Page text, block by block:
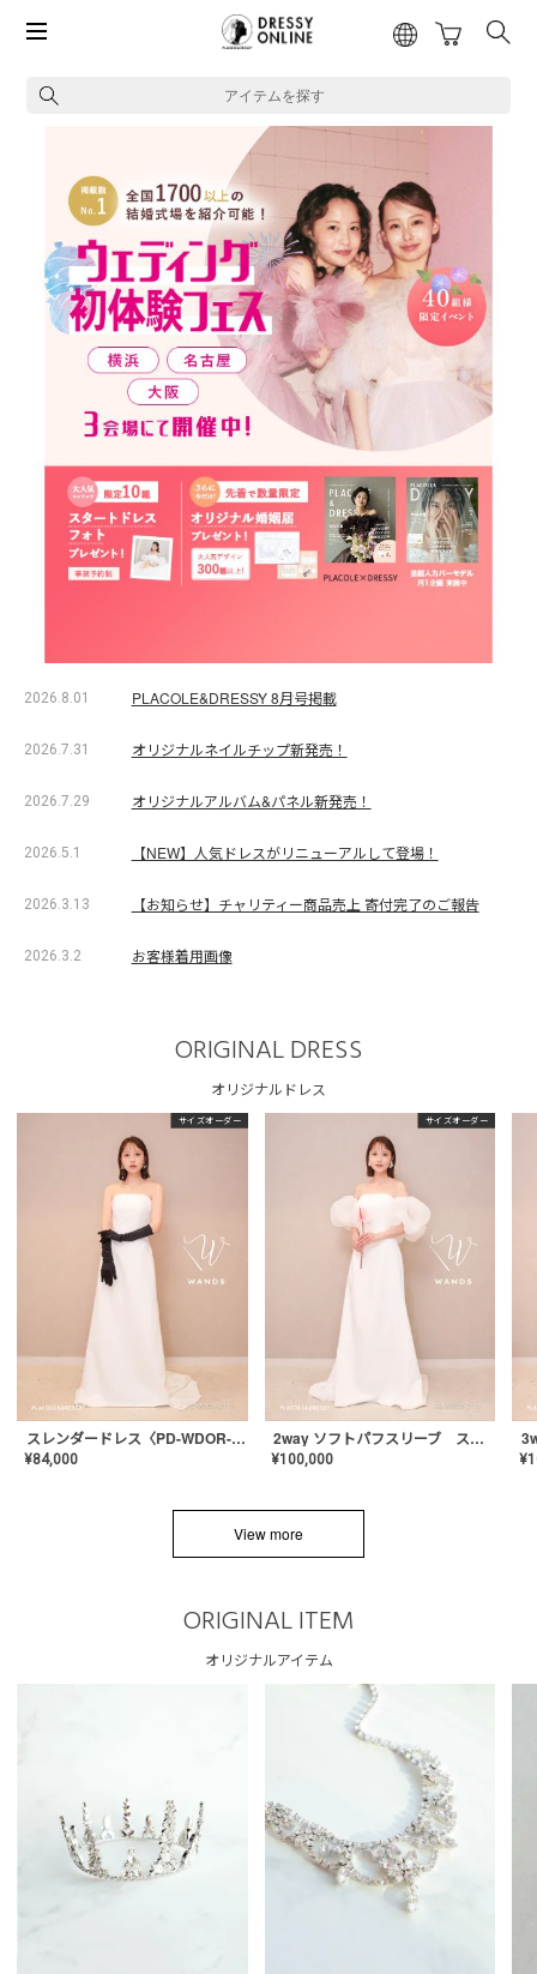
アイテムを探す
2026.8.01 PLACOLE&DRESSY 8月号掲載
2026.7.31 オリジナルネイルチップ新発売！
2026.7.29 オリジナルアルバム&パネル新発売！
2026.5.1 【NEW】人気ドレスがリニューアルして登場！
2026.3.13 【お知らせ】チャリティー商品売上 寄付完了のご報告
2026.3.2 お客様着用画像
ORIGINAL DRESS
オリジナルドレス
サイズオーダー
スレンダードレス〈PD-WDOR-2110〉
¥84,000
サイズオーダー
2way ソフトパフスリーブ スレンダードレス〈PD-WDOR-2112〉
¥100,000 ¥
View more
ORIGINAL ITEM
オリジナルアイテム